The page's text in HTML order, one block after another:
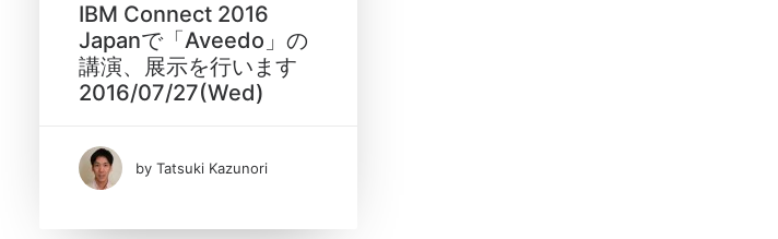
7月 2016 (1)
IBM Connect 2016
Japanで「Aveedo」の
講演、展示を行います
2016/07/27(Wed)
by Tatsuki Kazunori